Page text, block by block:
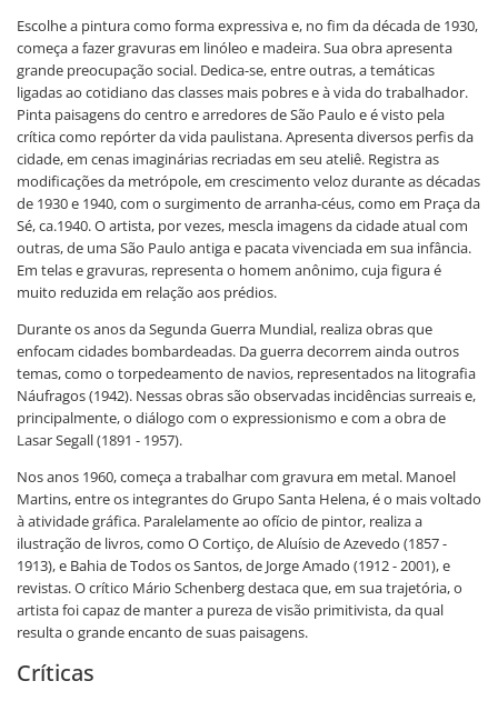
Escolhe a pintura como forma expressiva e, no fim da década de 1930,
começa a fazer gravuras em linóleo e madeira. Sua obra apresenta
grande preocupação social. Dedica-se, entre outras, a temáticas
ligadas ao cotidiano das classes mais pobres e à vida do trabalhador.
Pinta paisagens do centro e arredores de São Paulo e é visto pela
crítica como repórter da vida paulistana. Apresenta diversos perfis da
cidade, em cenas imaginárias recriadas em seu ateliê. Registra as
modificações da metrópole, em crescimento veloz durante as décadas
de 1930 e 1940, com o surgimento de arranha-céus, como em Praça da
Sé, ca.1940. O artista, por vezes, mescla imagens da cidade atual com
outras, de uma São Paulo antiga e pacata vivenciada em sua infância.
Em telas e gravuras, representa o homem anônimo, cuja figura é
muito reduzida em relação aos prédios.
Durante os anos da Segunda Guerra Mundial, realiza obras que
enfocam cidades bombardeadas. Da guerra decorrem ainda outros
temas, como o torpedeamento de navios, representados na litografia
Náufragos (1942). Nessas obras são observadas incidências surreais e,
principalmente, o diálogo com o expressionismo e com a obra de
Lasar Segall (1891 - 1957).
Nos anos 1960, começa a trabalhar com gravura em metal. Manoel
Martins, entre os integrantes do Grupo Santa Helena, é o mais voltado
à atividade gráfica. Paralelamente ao ofício de pintor, realiza a
ilustração de livros, como O Cortiço, de Aluísio de Azevedo (1857 -
1913), e Bahia de Todos os Santos, de Jorge Amado (1912 - 2001), e
revistas. O crítico Mário Schenberg destaca que, em sua trajetória, o
artista foi capaz de manter a pureza de visão primitivista, da qual
resulta o grande encanto de suas paisagens.
Críticas